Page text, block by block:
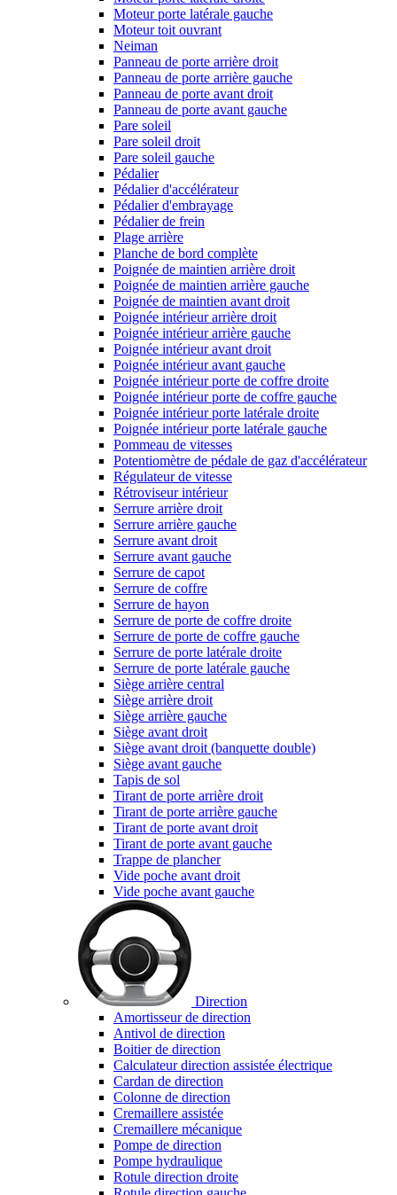
Moteur porte latérale gauche
Moteur toit ouvrant
Neiman
Panneau de porte arrière droit
Panneau de porte arrière gauche
Panneau de porte avant droit
Panneau de porte avant gauche
Pare soleil
Pare soleil droit
Pare soleil gauche
Pédalier
Pédalier d'accélérateur
Pédalier d'embrayage
Pédalier de frein
Plage arrière
Planche de bord complète
Poignée de maintien arrière droit
Poignée de maintien arrière gauche
Poignée de maintien avant droit
Poignée intérieur arrière droit
Poignée intérieur arrière gauche
Poignée intérieur avant droit
Poignée intérieur avant gauche
Poignée intérieur porte de coffre droite
Poignée intérieur porte de coffre gauche
Poignée intérieur porte latérale droite
Poignée intérieur porte latérale gauche
Pommeau de vitesses
Potentiomètre de pédale de gaz d'accélérateur
Régulateur de vitesse
Rétroviseur intérieur
Serrure arrière droit
Serrure arrière gauche
Serrure avant droit
Serrure avant gauche
Serrure de capot
Serrure de coffre
Serrure de hayon
Serrure de porte de coffre droite
Serrure de porte de coffre gauche
Serrure de porte latérale droite
Serrure de porte latérale gauche
Siège arrière central
Siège arrière droit
Siège arrière gauche
Siège avant droit
Siège avant droit (banquette double)
Siège avant gauche
Tapis de sol
Tirant de porte arrière droit
Tirant de porte arrière gauche
Tirant de porte avant droit
Tirant de porte avant gauche
Trappe de plancher
Vide poche avant droit
Vide poche avant gauche
Direction
Amortisseur de direction
Antivol de direction
Boitier de direction
Calculateur direction assistée électrique
Cardan de direction
Colonne de direction
Cremaillere assistée
Cremaillere mécanique
Pompe de direction
Pompe hydraulique
Rotule direction droite